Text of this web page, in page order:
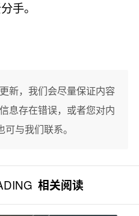
手。
新，我们会尽量保证内容
息存在错误，或者您对内
与我们联系。
相关阅读